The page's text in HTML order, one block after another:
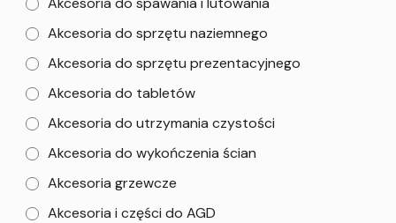
Akcesoria do sprzętu naziemnego
Akcesoria do sprzętu prezentacyjnego
Akcesoria do tabletów
Akcesoria do utrzymania czystości
Akcesoria do wykończenia ścian
Akcesoria grzewcze
Akcesoria i części do AGD